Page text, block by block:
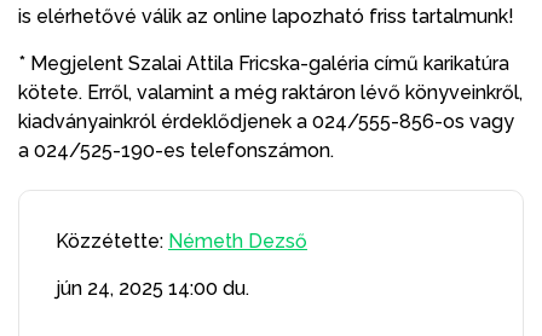
is elérhetővé válik az online lapozható friss tartalmunk!
* Megjelent Szalai Attila Fricska-galéria című karikatúra
kötete. Erről, valamint a még raktáron lévő könyveinkről,
kiadványainkról érdeklődjenek a 024/555-856-os vagy
a 024/525-190-es telefonszámon.
Közzétette: Németh Dezső
jún 24, 2025 14:00 du.